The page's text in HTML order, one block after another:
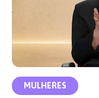
MULHERES